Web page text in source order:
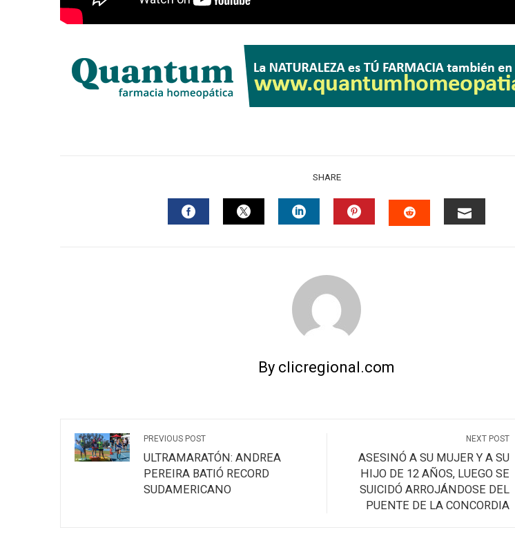
SHARE
By clicregional.com
PREVIOUS POST
ULTRAMARATÓN: ANDREA
PEREIRA BATIÓ RECORD
SUDAMERICANO
NEXT POST
ASESINÓ A SU MUJER Y A SU
HIJO DE 12 AÑOS, LUEGO SE
SUICIDÓ ARROJÁNDOSE DEL
PUENTE DE LA CONCORDIA